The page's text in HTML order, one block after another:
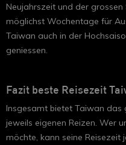
Neujahrszeit und der
möglichst Wochentage für
Taiwan auch in der
geniessen.
Fazit beste Reisezeit
Insgesamt bietet Taiwan das
jeweils eigenen Reizen. Wer
möchte, kann seine Reisezeit